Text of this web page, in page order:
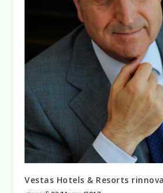
Vestas Hotels & Resorts